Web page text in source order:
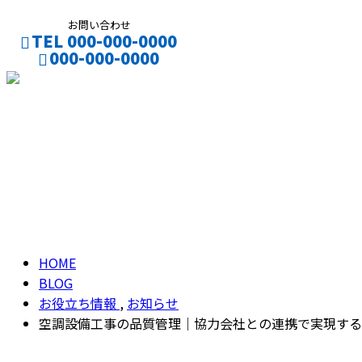
お問い合わせ
TEL 000-000-0000
000-000-0000
HOME
BLOG
お役立ち情報 , お知らせ
空調設備工事の品質管理｜協力会社との連携で実現す